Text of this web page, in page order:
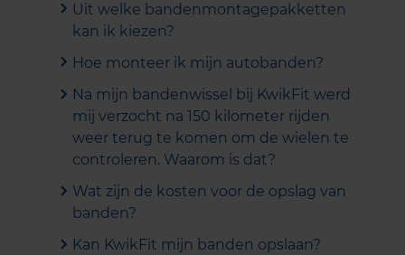
Uit welke bandenmontagepakketten
kan ik kiezen?
Hoe monteer ik mijn autobanden?
Na mijn bandenwissel bij KwikFit werd
mij verzocht na 150 kilometer rijden
weer terug te komen om de wielen te
controleren. Waarom is dat?
Wat zijn de kosten voor de opslag van
banden?
Kan KwikFit mijn banden opslaan?